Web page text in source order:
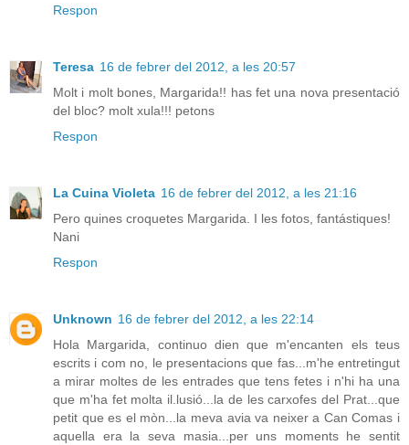
Respon
Teresa 16 de febrer del 2012, a les 20:57
Molt i molt bones, Margarida!! has fet una nova presentació
del bloc? molt xula!!! petons
Respon
La Cuina Violeta 16 de febrer del 2012, a les 21:16
Pero quines croquetes Margarida. I les fotos, fantástiques!
Nani
Respon
Unknown 16 de febrer del 2012, a les 22:14
Hola Margarida, continuo dien que m'encanten els teus
escrits i com no, le presentacions que fas...m'he entretingut
a mirar moltes de les entrades que tens fetes i n'hi ha una
que m'ha fet molta il.lusió...la de les carxofes del Prat...que
petit que es el mòn...la meva avia va neixer a Can Comas i
aquella era la seva masia...per uns moments he sentit